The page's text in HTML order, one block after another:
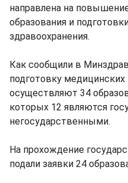
направлена на
образования и
здравоохранения.
Как сообщили в
подготовку
осуществляют 34
которых 12 являются
негосударственными.
На прохождение
подали заявки 24